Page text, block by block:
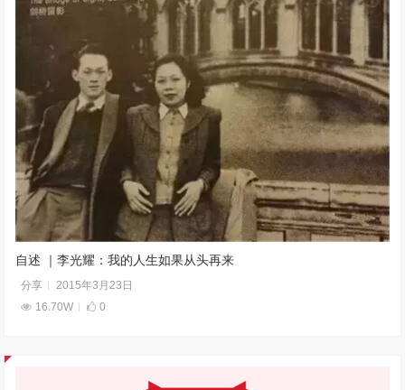
自述 ｜李光耀：我的人生如果从头再来
分享
2015年3月23日
16.70W
0